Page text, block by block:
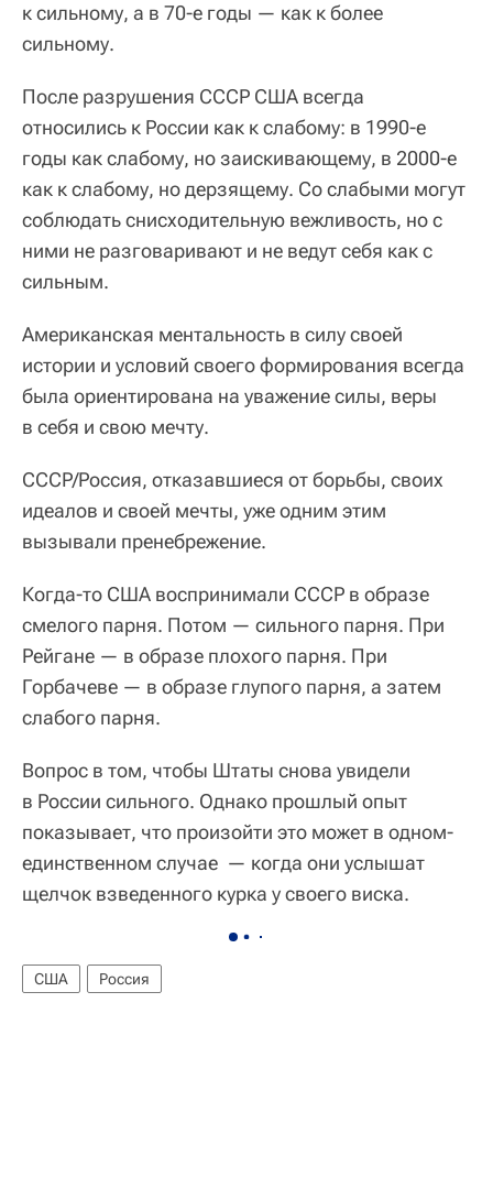
к сильному, а в 70-е годы — как к более
сильному.
После разрушения СССР США всегда
относились к России как к слабому: в 1990-е
годы как слабому, но заискивающему, в 2000-е
как к слабому, но дерзящему. Со слабыми могут
соблюдать снисходительную вежливость, но с
ними не разговаривают и не ведут себя как с
сильным.
Американская ментальность в силу своей
истории и условий своего формирования всегда
была ориентирована на уважение силы, веры
в себя и свою мечту.
СССР/Россия, отказавшиеся от борьбы, своих
идеалов и своей мечты, уже одним этим
вызывали пренебрежение.
Когда-то США воспринимали СССР в образе
смелого парня. Потом — сильного парня. При
Рейгане — в образе плохого парня. При
Горбачеве — в образе глупого парня, а затем
слабого парня.
Вопрос в том, чтобы Штаты снова увидели
в России сильного. Однако прошлый опыт
показывает, что произойти это может в одном-
единственном случае — когда они услышат
щелчок взведенного курка у своего виска.
США Россия